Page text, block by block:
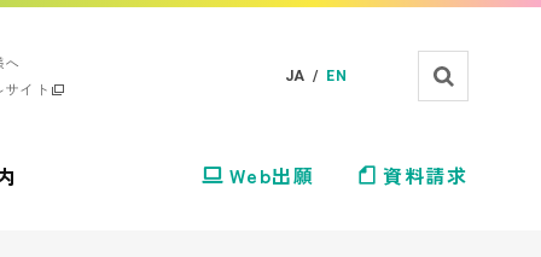
イト
JA / EN
Web出願 資料請求